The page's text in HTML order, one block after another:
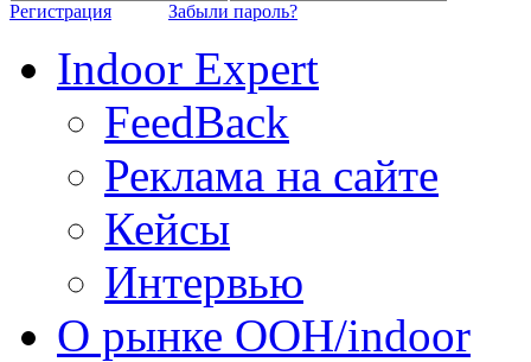
Регистрация Забыли пароль?
Indoor Expert
FeedBack
Реклама на сайте
Кейсы
Интервью
О рынке OOH/indoor